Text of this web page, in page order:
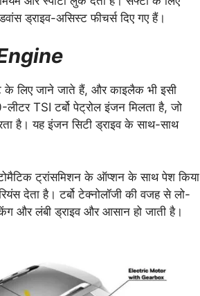
ड्राइव-असिस्ट फीचर्स दिए गए हैं।
के लिए जाने जाते हैं, और काइलैक भी इसी
TSI टर्बो पेट्रोल इंजन मिलता है, जो
है। यह इंजन सिटी ड्राइव के साथ-साथ
ट्रांसमिशन के ऑप्शन के साथ पेश किया
देता है। टर्बो टेक्नोलॉजी की वजह से लो-
और लंबी ड्राइव और आसान हो जाती है।